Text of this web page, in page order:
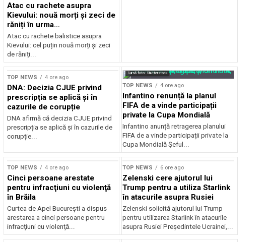
Atac cu rachete asupra
Kievului: nouă morți și zeci de
răniți în urma
bombardamentelor
Atac cu rachete balistice asupra
Kievului: cel puțin nouă morți și zeci
de răniți...
TOP NEWS 4 ore ago
DNA: Decizia CJUE privind
prescripția se aplică și în
cazurile de corupție
DNA afirmă că decizia CJUE privind
prescripția se aplică și în cazurile de
corupție...
Sursă foto: Shutterstock
TOP NEWS 4 ore ago
Infantino renunță la planul
FIFA de a vinde participații
private la Cupa Mondială
Infantino anunță retragerea planului
FIFA de a vinde participații private la
Cupa Mondială Șeful...
TOP NEWS 4 ore ago
Cinci persoane arestate
pentru infracţiuni cu violenţă
în Brăila
Curtea de Apel Bucureşti a dispus
arestarea a cinci persoane pentru
infracţiuni cu violenţă...
TOP NEWS 6 ore ago
Zelenski cere ajutorul lui
Trump pentru a utiliza Starlink
în atacurile asupra Rusiei
Zelenski solicită ajutorul lui Trump
pentru utilizarea Starlink în atacurile
asupra Rusiei Președintele Ucrainei,...